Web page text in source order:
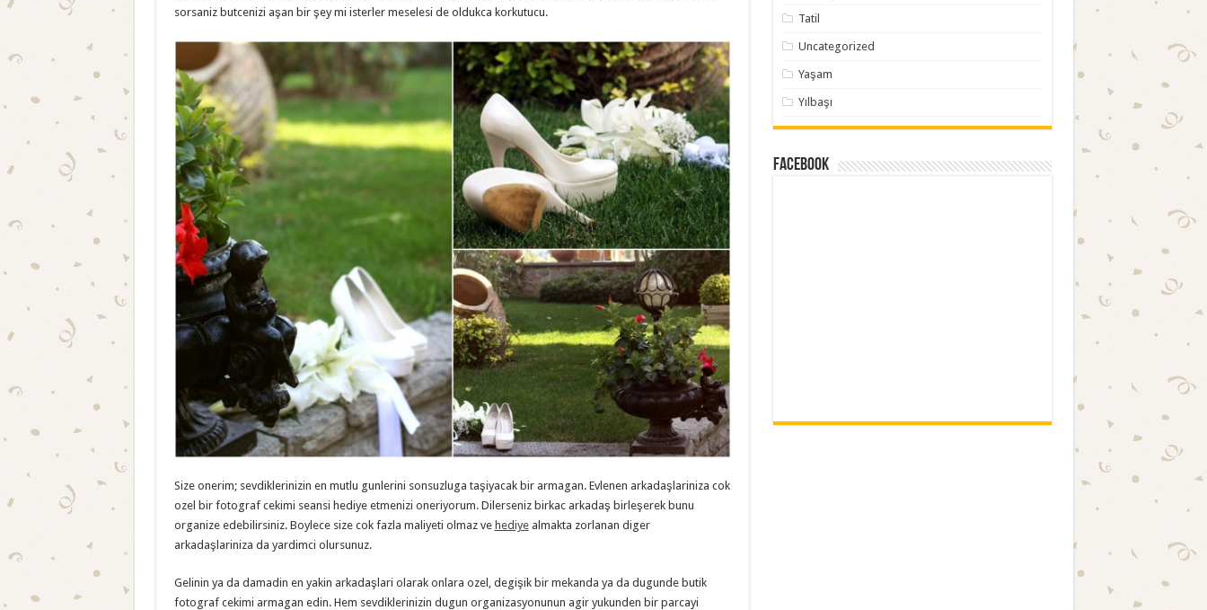
sorsaniz butcenizi aşan bir şey mi isterler meselesi de oldukca korkutucu.
Size onerim; sevdiklerinizin en mutlu gunlerini sonsuzluga taşiyacak bir armagan. Evlenen arkadaşlariniza cok
ozel bir fotograf cekimi seansi hediye etmenizi oneriyorum. Dilerseniz birkac arkadaş birleşerek bunu
organize edebilirsiniz. Boylece size cok fazla maliyeti olmaz ve hediyealmakta zorlanan diger
arkadaşlariniza da yardimci olursunuz.
Gelinin ya da damadin en yakin arkadaşlari olarak onlara ozel, degişik bir mekanda ya da dugunde butik
fotograf cekimi armagan edin. Hem sevdiklerinizin dugun organizasyonunun agir yukunden bir parcayi
Tatil
Uncategorized
Yaşam
Yılbaşı
Facebook